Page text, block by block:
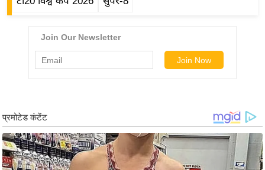
म
त
बॉ
ली
वु